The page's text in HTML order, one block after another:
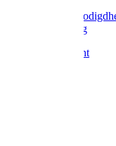
Tyleen
Tyleenslang
Lange bocht